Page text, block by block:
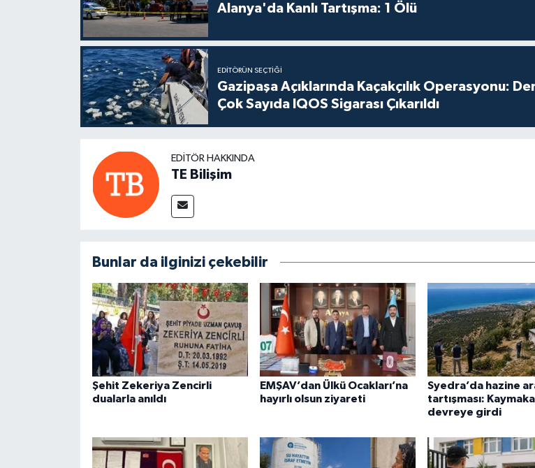
Alanya'da Kanlı Tartışma: 1 Ölü
EDITÖRÜN SEÇTIĞI
Gazipaşa Açıklarında Kaçakçılık Operasyonu:
Çok Sayıda IQOS Sigarası Çıkarıldı
EDITÖR HAKKINDA
TE Bilişim
Bunlar da ilginizi çekebilir
Şehit Zekeriya Zencirli
dualarla anıldı
EMŞAV’dan Ülkü Ocakları’na
hayırlı olsun ziyareti
Syedra’da hazine
tartışması:
devreye girdi